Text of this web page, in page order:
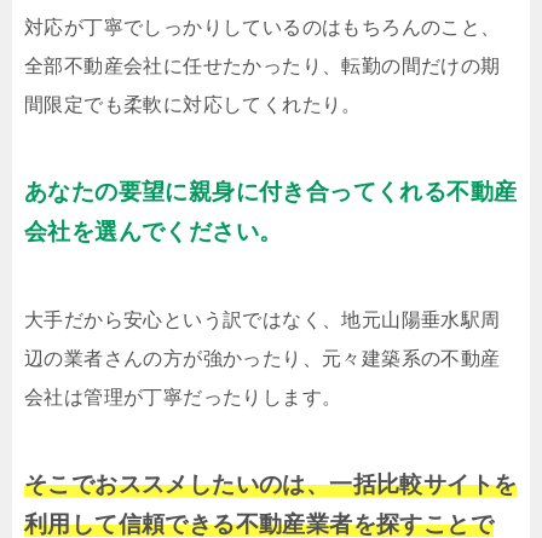
対応が丁寧でしっかりしているのはもちろんのこと、
全部不動産会社に任せたかったり、転勤の間だけの期
間限定でも柔軟に対応してくれたり。
あなたの要望に親身に付き合ってくれる不動産
会社を選んでください。
大手だから安心という訳ではなく、地元山陽垂水駅周
辺の業者さんの方が強かったり、元々建築系の不動産
会社は管理が丁寧だったりします。
そこでおススメしたいのは、一括比較サイトを
利用して信頼できる不動産業者を探すことで